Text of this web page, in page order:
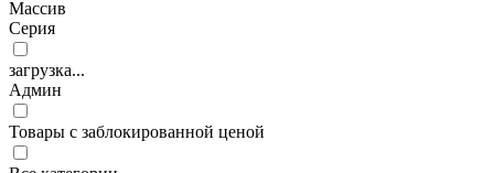
Массив
Серия
загрузка...
Админ
Товары с заблокированной ценой